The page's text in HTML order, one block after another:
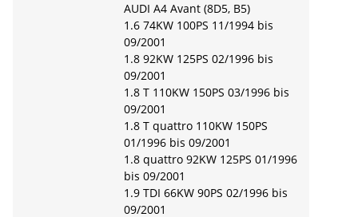
AUDI A4 Avant (8D5, B5)
1.6 74KW 100PS 11/1994 bis
09/2001
1.8 92KW 125PS 02/1996 bis
09/2001
1.8 T 110KW 150PS 03/1996 bis
09/2001
1.8 T quattro 110KW 150PS
01/1996 bis 09/2001
1.8 quattro 92KW 125PS 01/1996
bis 09/2001
1.9 TDI 66KW 90PS 02/1996 bis
09/2001